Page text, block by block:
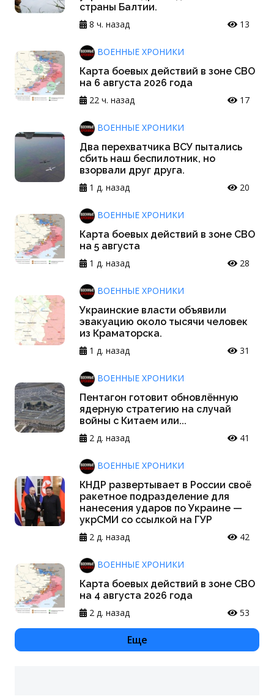
страны Балтии.
8 ч. назад
13
ВОЕННЫЕ ХРОНИКИ
Карта боевых действий в зоне СВО
на 6 августа 2026 года
22 ч. назад
17
ВОЕННЫЕ ХРОНИКИ
Два перехватчика ВСУ пытались
сбить наш беспилотник, но
взорвали друг друга.
1 д. назад
20
ВОЕННЫЕ ХРОНИКИ
Карта боевых действий в зоне СВО
на 5 августа
1 д. назад
28
ВОЕННЫЕ ХРОНИКИ
Украинские власти объявили
эвакуацию около тысячи человек
из Краматорска.
1 д. назад
31
ВОЕННЫЕ ХРОНИКИ
Пентагон готовит обновлённую
ядерную стратегию на случай
войны с Китаем или...
2 д. назад
41
ВОЕННЫЕ ХРОНИКИ
КНДР развертывает в России своё
ракетное подразделение для
нанесения ударов по Украине —
укрСМИ со ссылкой на ГУР
2 д. назад
42
ВОЕННЫЕ ХРОНИКИ
Карта боевых действий в зоне СВО
на 4 августа 2026 года
2 д. назад
53
Еще